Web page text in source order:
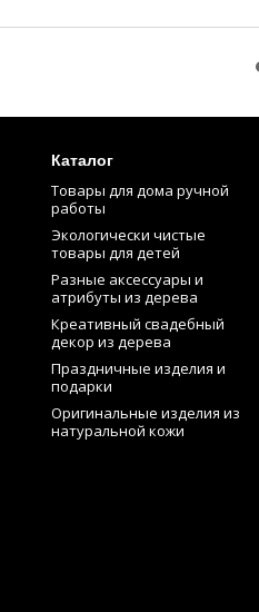
Каталог
Товары для дома ручной
работы
Экологически чистые
товары для детей
Разные аксессуары и
атрибуты из дерева
Креативный свадебный
декор из дерева
Праздничные изделия и
подарки
Оригинальные изделия из
натуральной кожи